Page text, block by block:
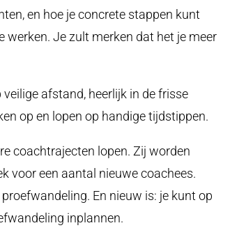
en hoe je concrete stappen kunt
Je zult merken dat het je meer
afstand, heerlijk in de frisse
op en lopen op handige tijdstippen.
coachtrajecten lopen. Zij worden
voor een aantal nieuwe coachees.
En nieuw is: je kunt op
inplannen.